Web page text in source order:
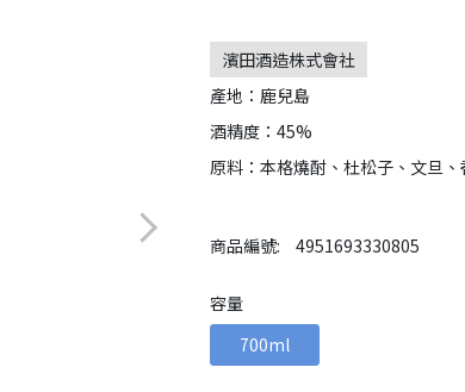
濱田酒造株式會社
產地：鹿兒島
酒精度：45%
原料：本格燒酎、杜松子、文旦
商品編號: 4951693330805
容量
700ml